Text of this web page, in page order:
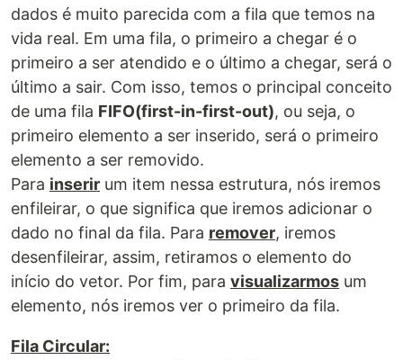
dados é muito parecida com a fila que temos na
vida real. Em uma fila, o primeiro a chegar é o
primeiro a ser atendido e o último a chegar, será o
último a sair. Com isso, temos o principal conceito
de uma fila FIFO(first-in-first-out), ou seja, o
primeiro elemento a ser inserido, será o primeiro
elemento a ser removido.
Para inserir um item nessa estrutura, nós iremos
enfileirar, o que significa que iremos adicionar o
dado no final da fila. Para remover, iremos
desenfileirar, assim, retiramos o elemento do
início do vetor. Por fim, para visualizarmos um
elemento, nós iremos ver o primeiro da fila.
Fila Circular: